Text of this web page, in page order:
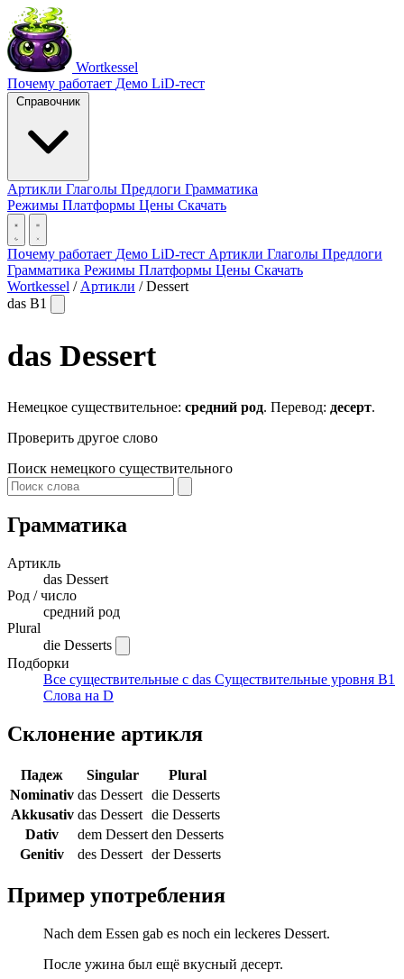
Wortkessel
Почему работает Демо LiD-тест
Справочник
Артикли Глаголы Предлоги Грамматика
Режимы Платформы Цены Скачать
Почему работает Демо LiD-тест Артикли Глаголы Предлоги
Грамматика Режимы Платформы Цены Скачать
Wortkessel / Артикли / Dessert
das B1
das Dessert
Немецкое существительное: средний род. Перевод: десерт.
Проверить другое слово
Поиск немецкого существительного
Грамматика
Артикль
das Dessert
Род / число
средний род
Plural
die Desserts
Подборки
Все существительные с das Существительные уровня B1
Слова на D
Склонение артикля
Падеж Singular
Plural
Nominativ das Dessert die Desserts
Akkusativ das Dessert die Desserts
Dativ
dem Dessert den Desserts
Genitiv
des Dessert der Desserts
Пример употребления
Nach dem Essen gab es noch ein leckeres Dessert.
После ужина был ещё вкусный десерт.